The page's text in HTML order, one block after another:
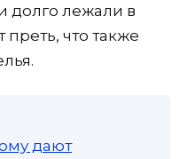
долго лежали в
что также
дают